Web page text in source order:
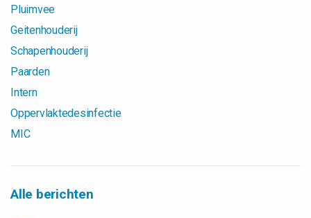
Pluimvee
Geitenhouderij
Schapenhouderij
Paarden
Intern
Oppervlaktedesinfectie
MIC
Alle berichten